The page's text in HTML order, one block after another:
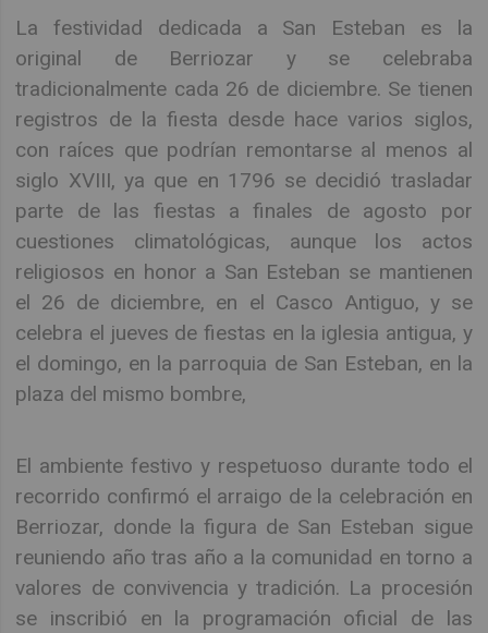
La festividad dedicada a San Esteban es la
original de Berriozar y se celebraba
tradicionalmente cada 26 de diciembre. Se tienen
registros de la fiesta desde hace varios siglos,
con raíces que podrían remontarse al menos al
siglo XVIII, ya que en 1796 se decidió trasladar
parte de las fiestas a finales de agosto por
cuestiones climatológicas, aunque los actos
religiosos en honor a San Esteban se mantienen
el 26 de diciembre, en el Casco Antiguo, y se
celebra el jueves de fiestas en la iglesia antigua, y
el domingo, en la parroquia de San Esteban, en la
plaza del mismo bombre,
El ambiente festivo y respetuoso durante todo el
recorrido confirmó el arraigo de la celebración en
Berriozar, donde la figura de San Esteban sigue
reuniendo año tras año a la comunidad en torno a
valores de convivencia y tradición. La procesión
se inscribió en la programación oficial de las